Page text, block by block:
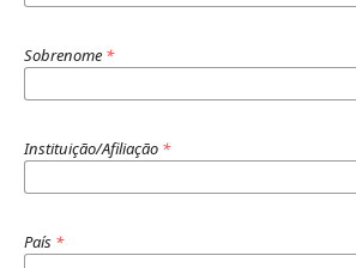
Sobrenome *
Instituição/Afiliação *
País *